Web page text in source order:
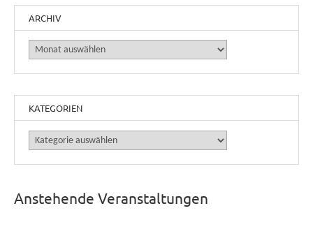
ARCHIV
Archiv
KATEGORIEN
Kategorien
Anstehende Veranstaltungen